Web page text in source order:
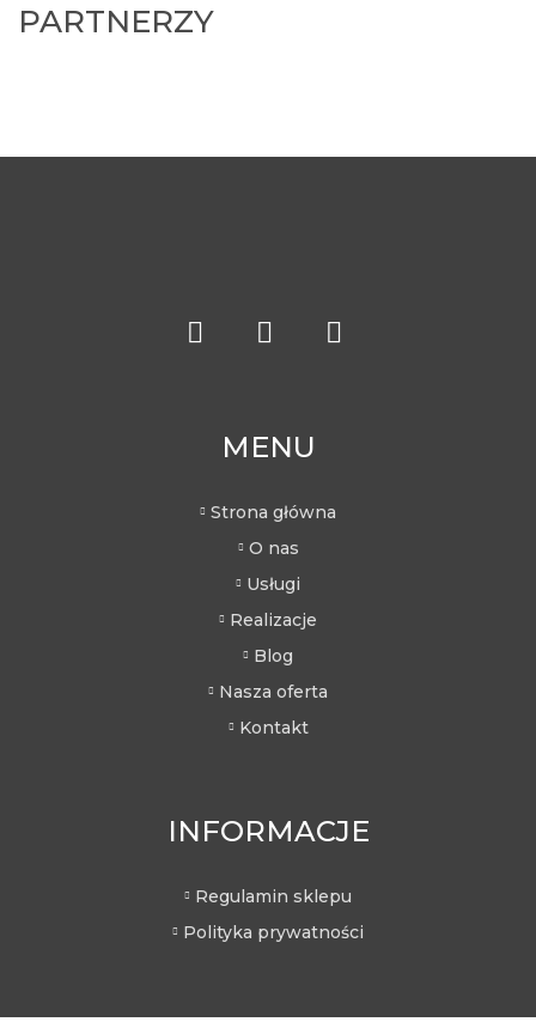
PARTNERZY
MENU
Strona główna
O nas
Usługi
Realizacje
Blog
Nasza oferta
Kontakt
INFORMACJE
Regulamin sklepu
Polityka prywatności